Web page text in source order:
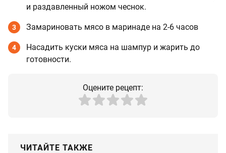
и раздавленный ножом чеснок.
3 Замариновать мясо в маринаде на 2-6 часов
4
Насадить куски мяса на шампур и жарить до
готовности.
Оцените рецепт:
ЧИТАЙТЕ ТАКЖЕ